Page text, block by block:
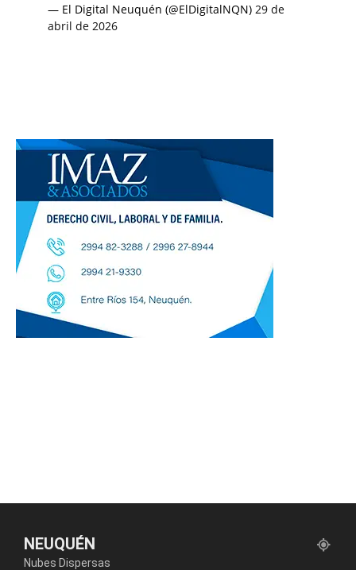
— El Digital Neuquén (@ElDigitalNQN) 29 de
abril de 2026
NEUQUÉN
Nubes Dispersas